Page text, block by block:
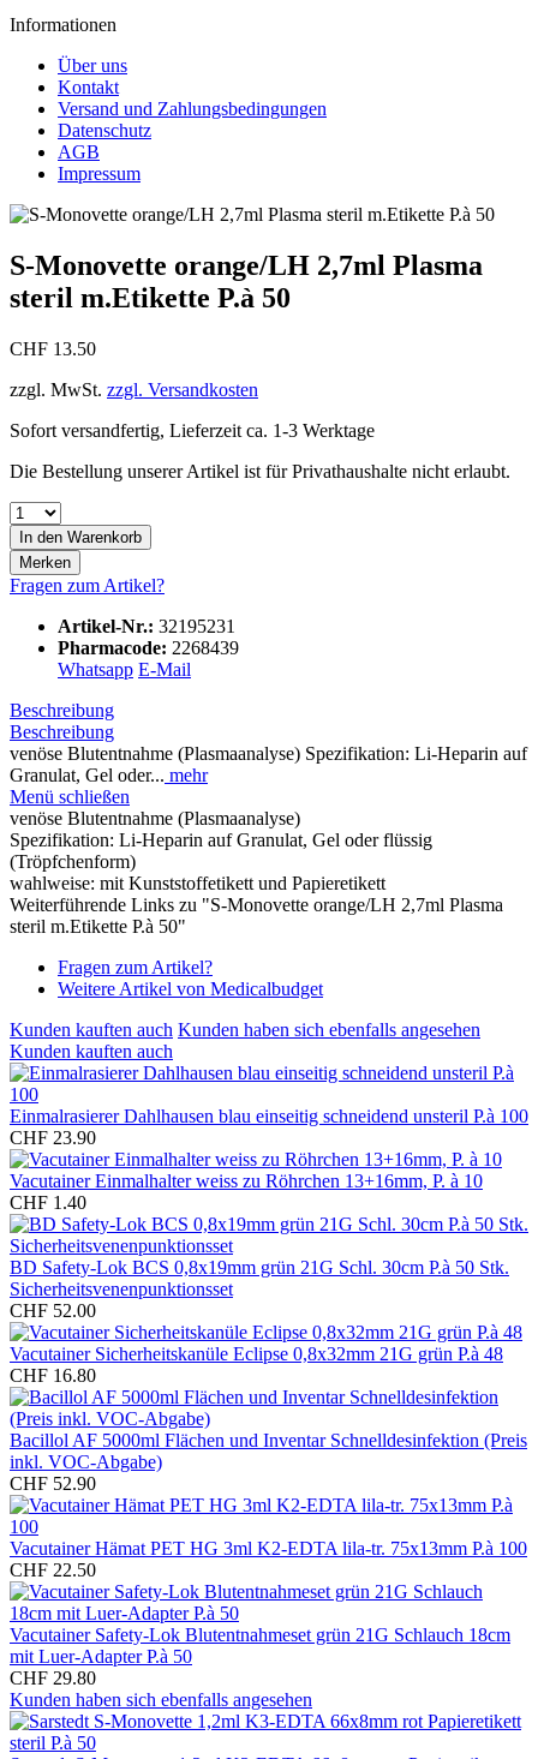
Informationen
Über uns
Kontakt
Versand und Zahlungsbedingungen
Datenschutz
AGB
Impressum
S-Monovette orange/LH 2,7ml Plasma
steril m.Etikette P.à 50
CHF 13.50
zzgl. MwSt. zzgl. Versandkosten
Sofort versandfertig, Lieferzeit ca. 1-3 Werktage
Die Bestellung unserer Artikel ist für Privathaushalte nicht erlaubt.
In den Warenkorb
Merken
Fragen zum Artikel?
Artikel-Nr.: 32195231
Pharmacode: 2268439
Whatsapp E-Mail
Beschreibung
Beschreibung
venöse Blutentnahme (Plasmaanalyse) Spezifikation: Li-Heparin auf
Granulat, Gel oder... mehr
Menü schließen
venöse Blutentnahme (Plasmaanalyse)
Spezifikation: Li-Heparin auf Granulat, Gel oder flüssig
(Tröpfchenform)
wahlweise: mit Kunststoffetikett und Papieretikett
Weiterführende Links zu "S-Monovette orange/LH 2,7ml Plasma
steril m.Etikette P.à 50"
Fragen zum Artikel?
Weitere Artikel von Medicalbudget
Kunden kauften auch Kunden haben sich ebenfalls angesehen
Kunden kauften auch
Einmalrasierer Dahlhausen blau einseitig schneidend unsteril P.à 100
CHF 23.90
Vacutainer Einmalhalter weiss zu Röhrchen 13+16mm, P. à 10
CHF 1.40
BD Safety-Lok BCS 0,8x19mm grün 21G Schl. 30cm P.à 50 Stk.
Sicherheitsvenenpunktionsset
CHF 52.00
Vacutainer Sicherheitskanüle Eclipse 0,8x32mm 21G grün P.à 48
CHF 16.80
Bacillol AF 5000ml Flächen und Inventar Schnelldesinfektion (Preis
inkl. VOC-Abgabe)
CHF 52.90
Vacutainer Hämat PET HG 3ml K2-EDTA lila-tr. 75x13mm P.à 100
CHF 22.50
Vacutainer Safety-Lok Blutentnahmeset grün 21G Schlauch 18cm
mit Luer-Adapter P.à 50
CHF 29.80
Kunden haben sich ebenfalls angesehen